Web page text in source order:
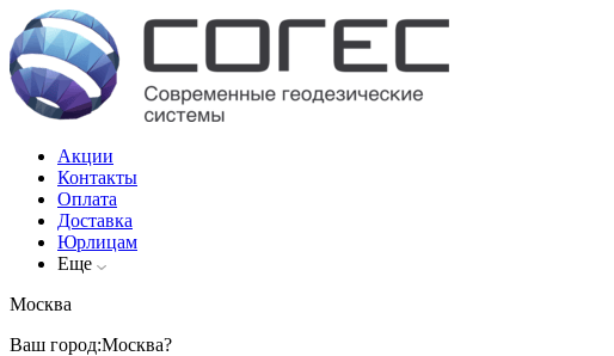
Акции
Контакты
Оплата
Доставка
Юрлицам
Еще
Москва
Ваш город:Москва?